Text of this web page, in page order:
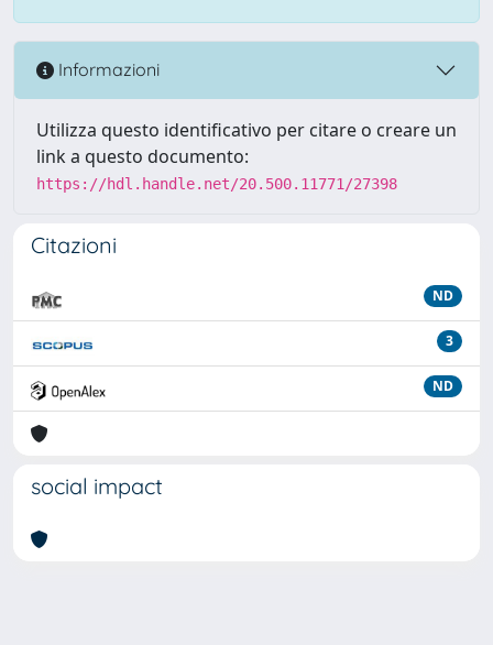
Informazioni
Utilizza questo identificativo per citare o creare un
link a questo documento:
https://hdl.handle.net/20.500.11771/27398
Citazioni
ND
3
ND
social impact